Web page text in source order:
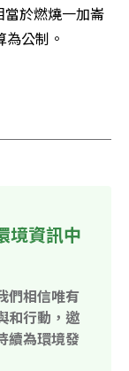
於燃燒一加崙
公制。
境資訊中
們相信唯有
和行動，邀
續為環境發